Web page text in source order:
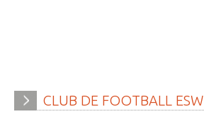
ASSOCIATIONS
CLUB DE FOOTBALL ESW